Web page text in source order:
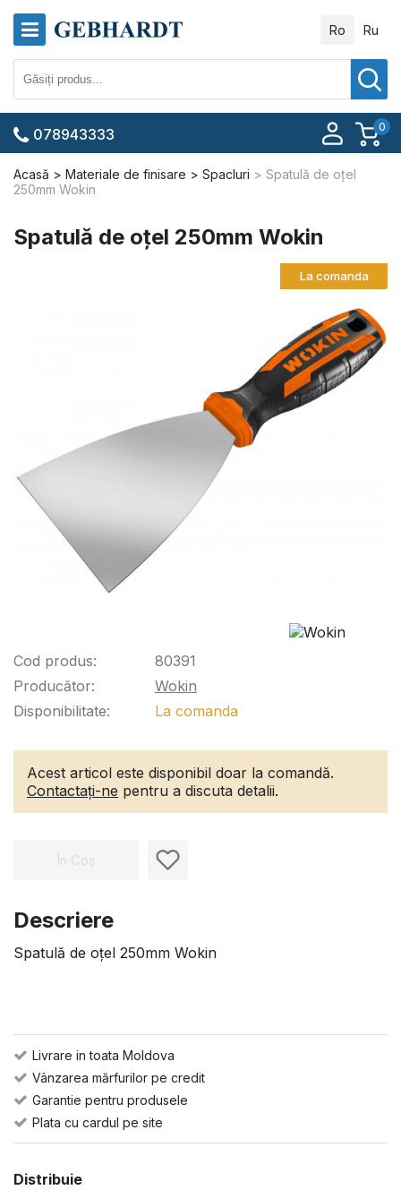
Ro Ru
0
078943333
Acasă Materiale de finisare Spacluri
Spatulă de oțel
250mm Wokin
Spatulă de oțel 250mm Wokin
La comanda
Cod produs:
Producător:
Disponibilitate:
80391
Wokin
La comanda
Acest articol este disponibil doar la comandă.
Contactați-ne pentru a discuta detalii.
În Coș
Descriere
Spatulă de oțel 250mm Wokin
Livrare in toata Moldova
Vânzarea mărfurilor pe credit
Garantie pentru produsele
Plata cu cardul pe site
Distribuie